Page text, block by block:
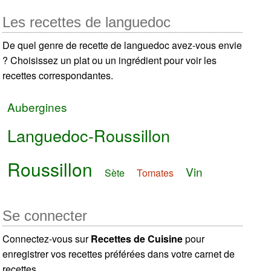
Les recettes de languedoc
De quel genre de recette de languedoc avez-vous envie
? Choisissez un plat ou un ingrédient pour voir les
recettes correspondantes.
Aubergines
Languedoc-Roussillon
Roussillon Sète Tomates Vin
Se connecter
Connectez-vous surRecettes de Cuisinepour
enregistrer vos recettes préférées dans votre carnet de